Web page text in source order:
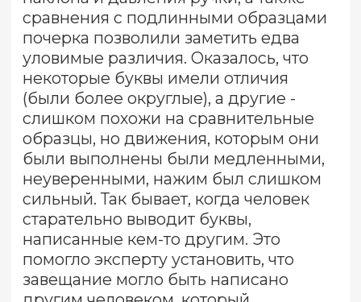
готовы взяться за любую по сложности
задачу: от консультации до
оформления строго выверенных и
научно подтверждённых заключений,
которые помогают нашим клиентам
добиваться справедливого решения в
их пользу.
< 5000 исследований
которые положительно повлияли на
исход судебных процессов,
стратегических переговоров и
оценки активов.